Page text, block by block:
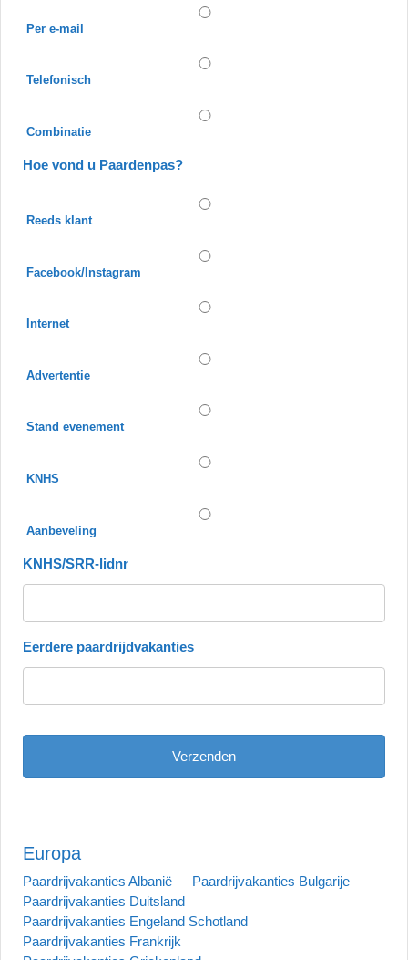
Per e-mail
Telefonisch
Combinatie
Hoe vond u Paardenpas?
Reeds klant
Facebook/Instagram
Internet
Advertentie
Stand evenement
KNHS
Aanbeveling
KNHS/SRR-lidnr
Eerdere paardrijdvakanties
Europa
Paardrijvakanties Albanië
Paardrijvakanties Bulgarije
Paardrijvakanties Duitsland
Paardrijvakanties Engeland Schotland
Paardrijvakanties Frankrijk